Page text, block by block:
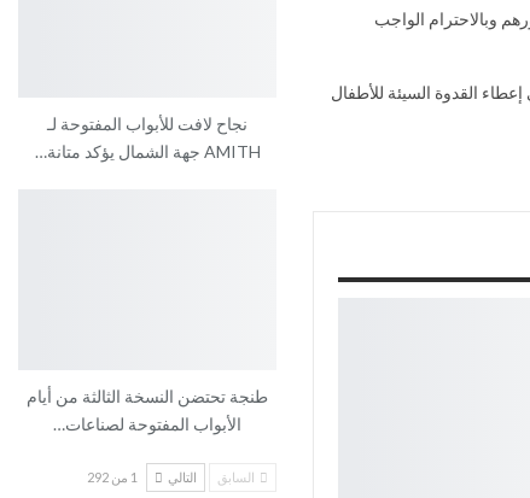
وبالاحترام الواجب
القدوة السيئة للأطفال
نجاح لافت للأبواب المفتوحة لـ
AMITH جهة الشمال يؤكد متانة…
طنجة تحتضن النسخة الثالثة من أيام
الأبواب المفتوحة لصناعات…
السابق التالي 1 من 292